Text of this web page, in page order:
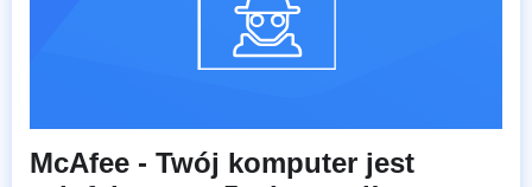
McAfee - Twój komputer jest